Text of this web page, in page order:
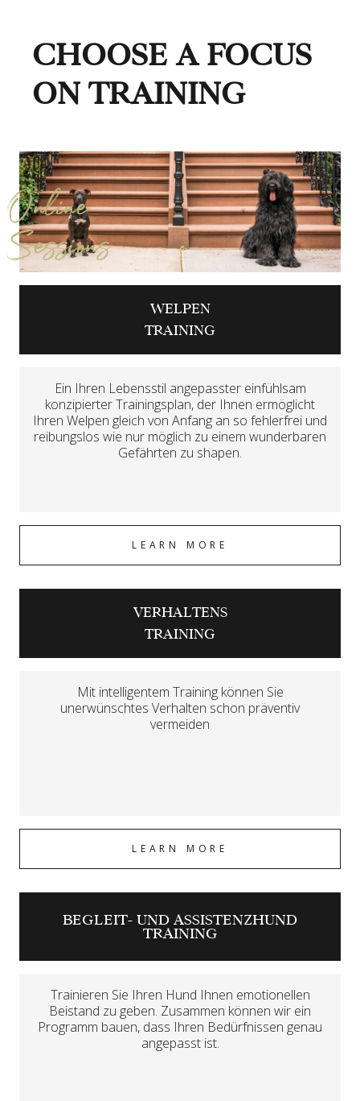
CHOOSE A FOCUS
ON TRAINING
Online
Sessions
WELPEN
TRAINING
Ein Ihren Lebensstil angepasster einfühlsam
konzipierter Trainingsplan, der Ihnen ermöglicht
Ihren Welpen gleich von Anfang an so fehlerfrei und
reibungslos wie nur möglich zu einem wunderbaren
Gefährten zu shapen.
LEARN MORE
VERHALTENS
TRAINING
Mit intelligentem Training können Sie
unerwünschtes Verhalten schon präventiv
vermeiden
LEARN MORE
BEGLEIT- UND ASSISTENZHUND
TRAINING
Trainieren Sie Ihren Hund Ihnen emotionellen
Beistand zu geben. Zusammen können wir ein
Programm bauen, dass Ihren Bedürfnissen genau
angepasst ist.